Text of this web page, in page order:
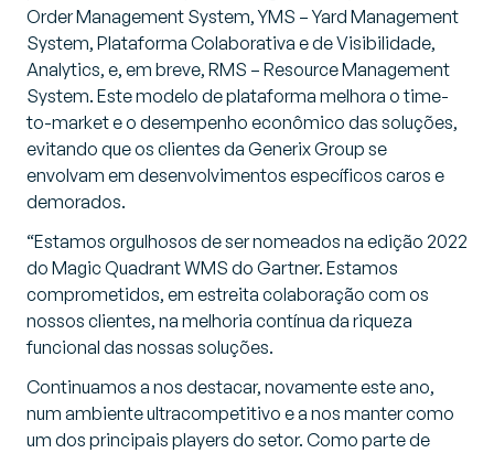
Order Management System, YMS –Yard Management
System, Plataforma Colaborativa e de Visibilidade,
Analytics, e, em breve, RMS – Resource Management
System. Este modelo de plataforma melhora otime-
to-markete o desempenho econômico das soluções,
evitando que os clientes da Generix Group se
envolvam em desenvolvimentos específicos caros e
demorados.
“Estamos orgulhosos de ser nomeados na edição 2022
do Magic Quadrant WMS do Gartner. Estamos
comprometidos, em estreita colaboração com os
nossos clientes, na melhoria contínua da riqueza
funcional das nossas soluções.
Continuamos a nos destacar, novamente este ano,
num ambiente ultracompetitivo e a nos manter como
um dos principais players do setor. Como parte de